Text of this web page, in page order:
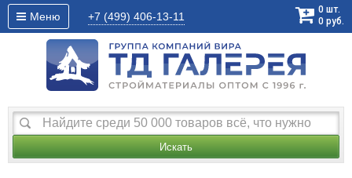
Меню +7 (499) 406-13-11
0 шт.
0 руб.
Искать